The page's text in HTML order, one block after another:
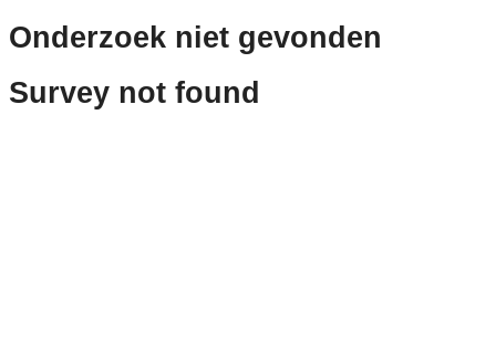
Onderzoek niet gevonden
Survey not found